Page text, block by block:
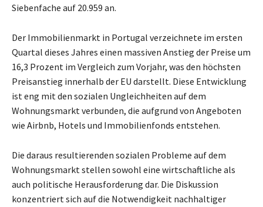
Siebenfache auf 20.959 an.
Der Immobilienmarkt in Portugal verzeichnete im ersten
Quartal dieses Jahres einen massiven Anstieg der Preise um
16,3 Prozent im Vergleich zum Vorjahr, was den höchsten
Preisanstieg innerhalb der EU darstellt. Diese Entwicklung
ist eng mit den sozialen Ungleichheiten auf dem
Wohnungsmarkt verbunden, die aufgrund von Angeboten
wie Airbnb, Hotels und Immobilienfonds entstehen.
Die daraus resultierenden sozialen Probleme auf dem
Wohnungsmarkt stellen sowohl eine wirtschaftliche als
auch politische Herausforderung dar. Die Diskussion
konzentriert sich auf die Notwendigkeit nachhaltiger